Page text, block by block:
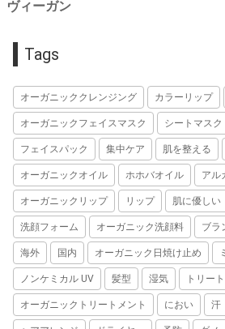
ヴィーガン
Tags
オーガニッククレンジング カラーリップ
オーガニックフェイスマスク シートマスク
フェイスパック 集中ケア 肌を整える
オーガニックオイル ホホバオイル アル
オーガニックリップ リップ 肌に優しい
洗顔フォーム オーガニック洗顔料 ブラ
海外 国内 オーガニック日焼け止め
ノンケミカル UV 髪型 湿気 トリー
オーガニックトリートメント におい 汗